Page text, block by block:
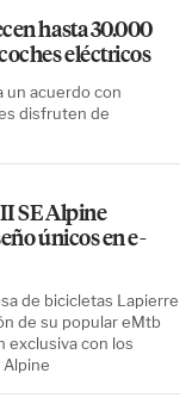
hasta 30.000
eléctricos
un acuerdo con
disfruten de
SE Alpine
únicos en e-
de bicicletas Lapierre
de su popular eMtb
exclusiva con los